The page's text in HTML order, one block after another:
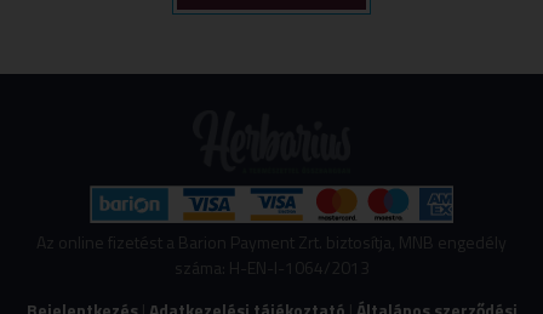
Az online fizetést a Barion Payment Zrt. biztosítja, MNB engedély
száma: H-EN-I-1064/2013